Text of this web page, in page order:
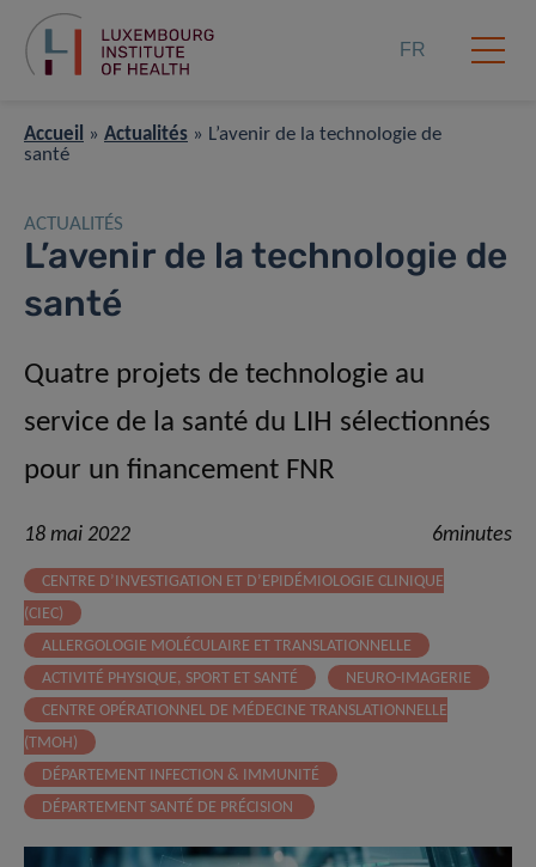
FR
Accueil » Actualités » L’avenir de la technologie de
santé
ACTUALITÉS
L’avenir de la technologie de
santé
Quatre projets de technologie au
service de la santé du LIH sélectionnés
pour un financement FNR
18 mai 2022 6minutes
CENTRE D’INVESTIGATION ET D’EPIDÉMIOLOGIE CLINIQUE
(CIEC)
ALLERGOLOGIE MOLÉCULAIRE ET TRANSLATIONNELLE
ACTIVITÉ PHYSIQUE, SPORT ET SANTÉ
NEURO-IMAGERIE
CENTRE OPÉRATIONNEL DE MÉDECINE TRANSLATIONNELLE
(TMOH)
DÉPARTEMENT INFECTION & IMMUNITÉ
DÉPARTEMENT SANTÉ DE PRÉCISION